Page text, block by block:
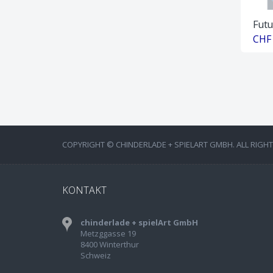
COPYRIGHT © CHINDERLADE + SPIELART GMBH. ALL
KONTAKT
chinderlade + spielArt GmbH
Metzggasse 19
8400 Winterthur
Schweiz